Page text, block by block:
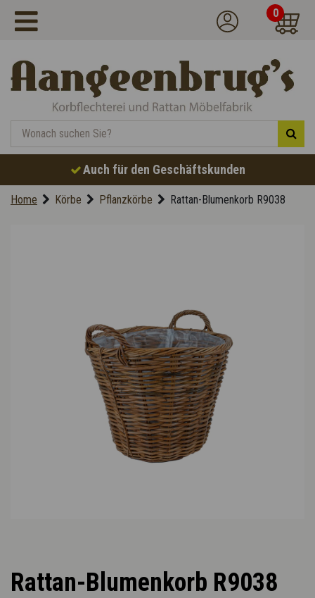
0
Auch für den Geschäftskunden
Home Körbe Pflanzkörbe Rattan-Blumenkorb R9038
Rattan-Blumenkorb R9038